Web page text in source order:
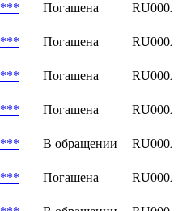
*** Погашена
*** Погашена
*** Погашена
*** Погашена
*** В обращении
*** Погашена